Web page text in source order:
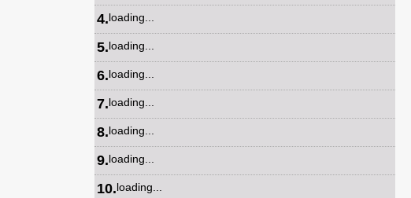
4.loading...
5.loading...
6.loading...
7.loading...
8.loading...
9.loading...
10.loading...